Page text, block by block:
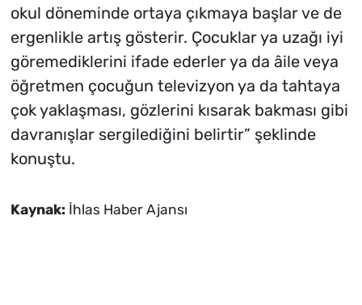
okul döneminde ortaya çıkmaya başlar ve de
ergenlikle artış gösterir. Çocuklar ya uzağı iyi
göremediklerini ifade ederler ya da âile veya
öğretmen çocuğun televizyon ya da tahtaya
çok yaklaşması, gözlerini kısarak bakması gibi
davranışlar sergilediğini belirtir” şeklinde
konuştu.
Kaynak: İhlas Haber Ajansı